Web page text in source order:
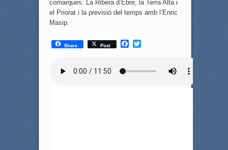
comarques: La Ribera d’Ebre, la Terra Alta i
el Priorat i la previsió del temps amb l’Enric
Masip.
Share Post
F
T